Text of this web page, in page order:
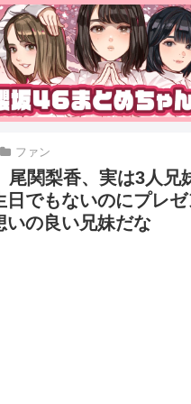
ファン
尾関梨香、実は3人兄
日でもないのにプレ
いの良い兄妹だな